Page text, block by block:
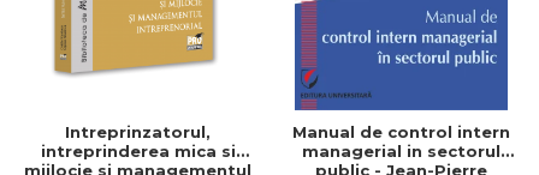
Intreprinzatorul,
intreprinderea mica si
mijlocie si managementul
Manual de control intern
managerial in sectorul
public - Jean-Pierre